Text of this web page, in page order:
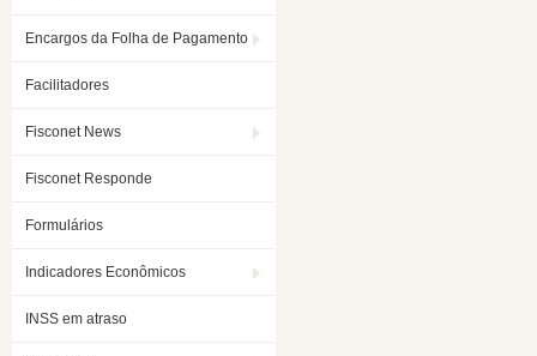
Encargos da Folha de Pagamento
Facilitadores
Fisconet News
Fisconet Responde
Formulários
Indicadores Econômicos
INSS em atraso